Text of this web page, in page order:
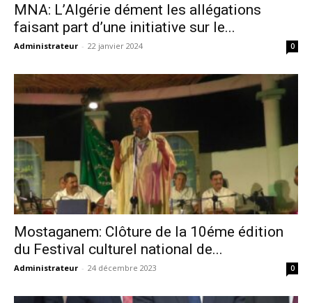
MNA: L’Algérie dément les allégations
faisant part d’une initiative sur le...
Administrateur - 22 janvier 2024 0
Mostaganem: Clôture de la 10éme édition
du Festival culturel national de...
Administrateur - 24 décembre 2023 0